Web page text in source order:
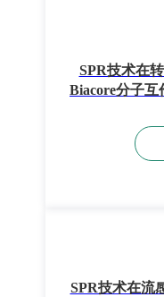
SPR技术在
Biacore分子
SPR技术在流